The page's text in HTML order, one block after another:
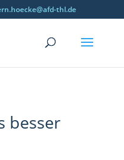
thl.de
besser